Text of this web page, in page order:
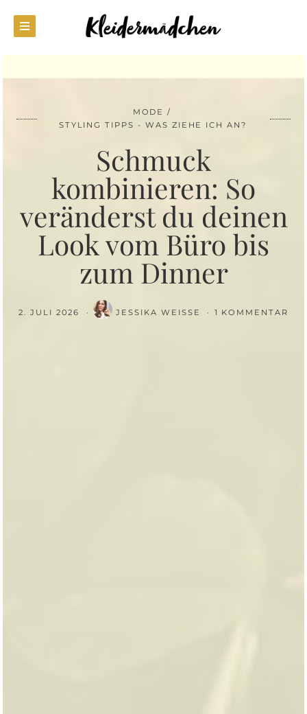
MODE
STYLING TIPPS - WAS ZIEHE ICH AN?
Schmuck
kombinieren: So
veränderst du deinen
Look vom Büro bis
zum Dinner
2. JULI 2026 JESSIKA WEISSE 1 KOMMENTAR